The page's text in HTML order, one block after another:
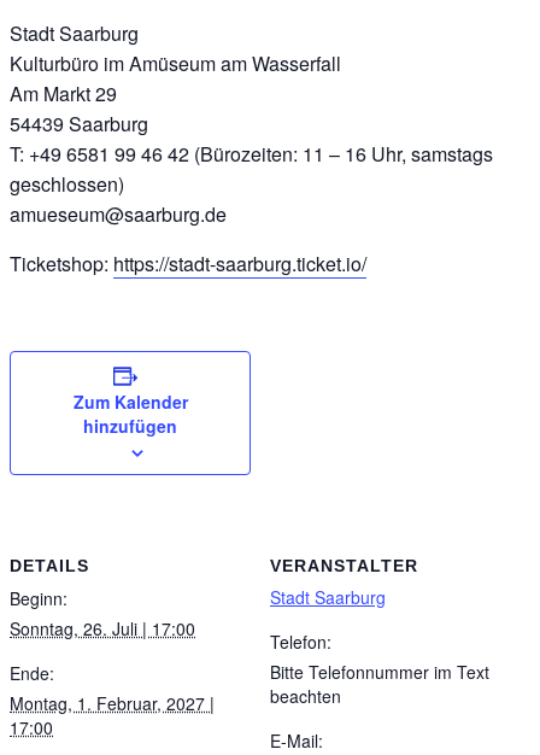
Stadt Saarburg
Kulturbüro im Amüseum am Wasserfall
Am Markt 29
54439 Saarburg
T: +49 6581 99 46 42 (Bürozeiten: 11 – 16 Uhr, samstags
geschlossen)
amueseum@saarburg.de
Ticketshop: https://stadt-saarburg.ticket.io/
Zum Kalender
hinzufügen
DETAILS
Beginn:
Sonntag, 26. Juli | 17:00
Ende:
Montag, 1. Februar, 2027 |
17:00
VERANSTALTER
Stadt Saarburg
Telefon:
Bitte Telefonnummer im Text
beachten
E-Mail: